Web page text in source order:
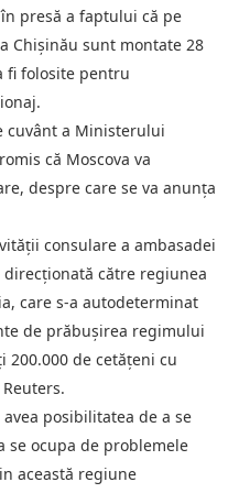
presă a faptului că pe
Chișinău sunt montate 28
fi folosite pentru
cuvânt a Ministerului
că Moscova va
despre care se va anunța
consulare a ambasadei
către regiunea
care s-a autodeterminat
de prăbușirea regimului
de cetățeni cu
posibilitatea de a se
se ocupa de problemele
această regiune